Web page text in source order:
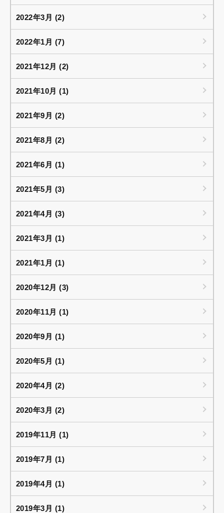
2022年3月 (2)
2022年1月 (7)
2021年12月 (2)
2021年10月 (1)
2021年9月 (2)
2021年8月 (2)
2021年6月 (1)
2021年5月 (3)
2021年4月 (3)
2021年3月 (1)
2021年1月 (1)
2020年12月 (3)
2020年11月 (1)
2020年9月 (1)
2020年5月 (1)
2020年4月 (2)
2020年3月 (2)
2019年11月 (1)
2019年7月 (1)
2019年4月 (1)
2019年3月 (1)